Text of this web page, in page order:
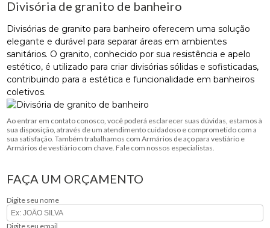
Divisória de granito de banheiro
Divisórias de granito para banheiro oferecem uma solução
elegante e durável para separar áreas em ambientes
sanitários. O granito, conhecido por sua resistência e apelo
estético, é utilizado para criar divisórias sólidas e sofisticadas,
contribuindo para a estética e funcionalidade em banheiros
coletivos.
Ao entrar em contato conosco, você poderá esclarecer suas dúvidas, estamos à
sua disposição, através de um atendimento cuidadoso e comprometido com a
sua satisfação. Também trabalhamos com Armários de aço para vestiário e
Armários de vestiário com chave. Fale com nossos especialistas.
FAÇA UM ORÇAMENTO
Digite seu nome
Digite seu email